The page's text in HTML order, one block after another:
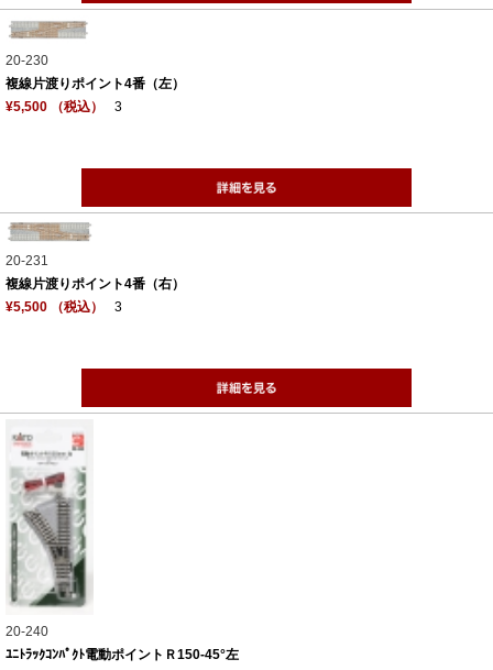
20-230
複線片渡りポイント4番（左）
¥5,500 （税込）
3
20-231
複線片渡りポイント4番（右）
¥5,500 （税込）
3
20-240
ﾕﾆﾄﾗｯｸｺﾝﾊﾟｸﾄ電動ポイントＲ150-45°左